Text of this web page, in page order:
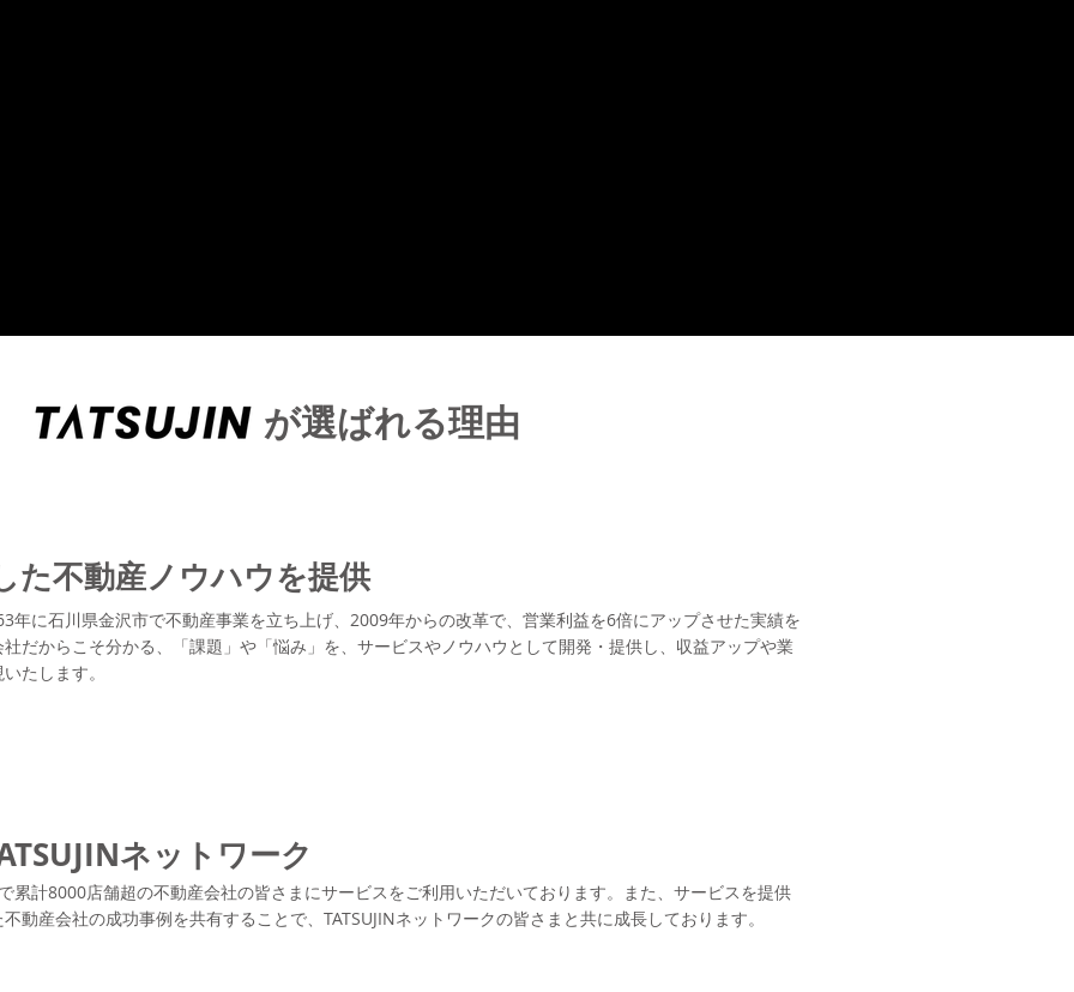
が選ばれる理由
た不動産ノウハウを提供
年に石川県金沢市で不動産事業を立ち上げ、2009年からの改革で、営業利益を6倍にアップさせた実績を
だからこそ分かる、「課題」や「悩み」を、サービスやノウハウとして開発・提供し、収益アップや業
たします。
ネットワーク
累計8000店舗超の不動産会社の皆さまにサービスをご利用いただいております。また、サービスを提供
動産会社の成功事例を共有することで、TATSUJINネットワークの皆さまと共に成長しております。